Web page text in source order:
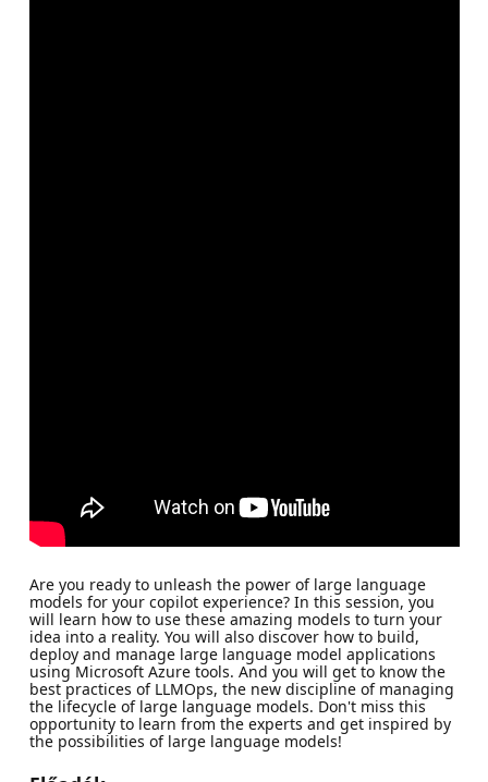
Are you ready to unleash the power of large language
models for your copilot experience? In this session, you
will learn how to use these amazing models to turn your
idea into a reality. You will also discover how to build,
deploy and manage large language model applications
using Microsoft Azure tools. And you will get to know the
best practices of LLMOps, the new discipline of managing
the lifecycle of large language models. Don't miss this
opportunity to learn from the experts and get inspired by
the possibilities of large language models!